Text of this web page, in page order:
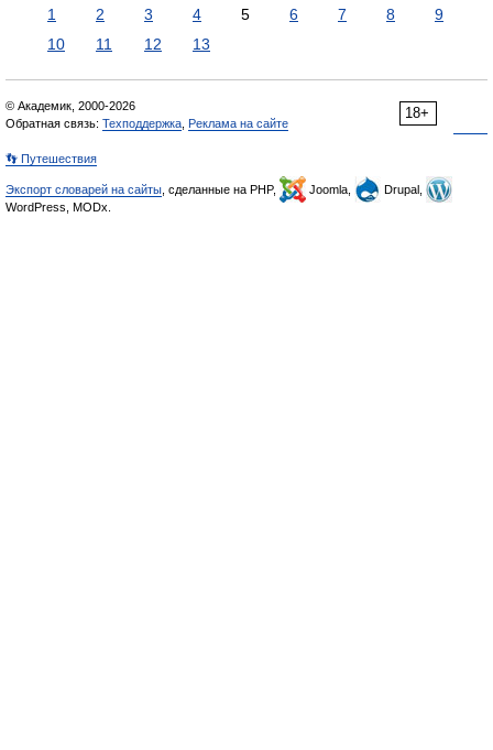
1 2 3 4 5 6 7 8
9
10
11 12 13
18+
© Академик, 2000-2026
Обратная связь: Техподдержка Реклама на сайте
👣 Путешествия
Экспорт словарей на сайты , сделанные на PHP, Joomla,
Drupal,
WordPress, MODx.